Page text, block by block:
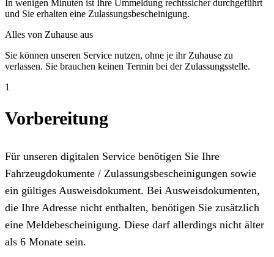
In wenigen Minuten ist Ihre Ummeldung rechtssicher durchgeführt
und Sie erhalten eine Zulassungsbescheinigung.
Alles von Zuhause aus
Sie können unseren Service nutzen, ohne je ihr Zuhause zu
verlassen. Sie brauchen keinen Termin bei der Zulassungsstelle.
1
Vorbereitung
Für unseren digitalen Service benötigen Sie Ihre
Fahrzeugdokumente / Zulassungsbescheinigungen sowie
ein gültiges Ausweisdokument. Bei Ausweisdokumenten,
die Ihre Adresse nicht enthalten, benötigen Sie zusätzlich
eine Meldebescheinigung. Diese darf allerdings nicht älter
als 6 Monate sein.